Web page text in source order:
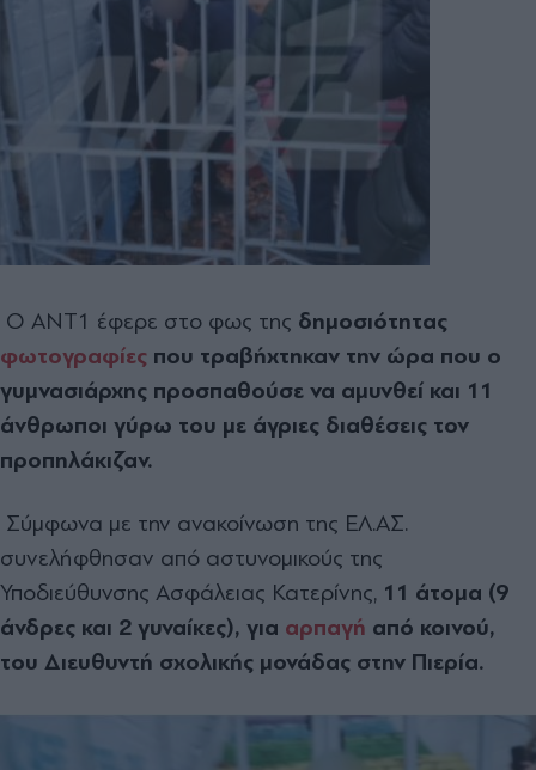
Ο ΑΝΤ1 έφερε στο φως της δημοσιότητας
φωτογραφίες που τραβήχτηκαν την ώρα που ο
γυμνασιάρχης προσπαθούσε να αμυνθεί και 11
άνθρωποι γύρω του με άγριες διαθέσεις τον
προπηλάκιζαν.
Σύμφωνα με την ανακοίνωση της ΕΛ.ΑΣ.
συνελήφθησαν από αστυνομικούς της
Υποδιεύθυνσης Ασφάλειας Κατερίνης, 11 άτομα (9
άνδρες και 2 γυναίκες), για αρπαγή από κοινού,
του Διευθυντή σχολικής μονάδας στην Πιερία.